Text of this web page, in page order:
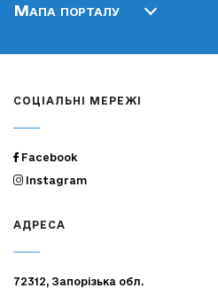
Мапа порталу
СОЦІАЛЬНІ МЕРЕЖІ
Facebook
Instagram
АДРЕСА
72312, Запорізька обл.